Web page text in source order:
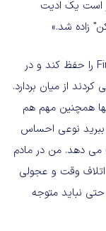
است یک ادیت
زاده شد.»
پِیفلوگهوفت می خواست روند طبیعی بازی Firaxis را حفظ کند و در
از میان بردارد.
آنها همچنین مهم هم
ببرید نوعی احساس
می دهد. من در مادم
اتلاف وقت و عجولی
حتی نباید متوجه